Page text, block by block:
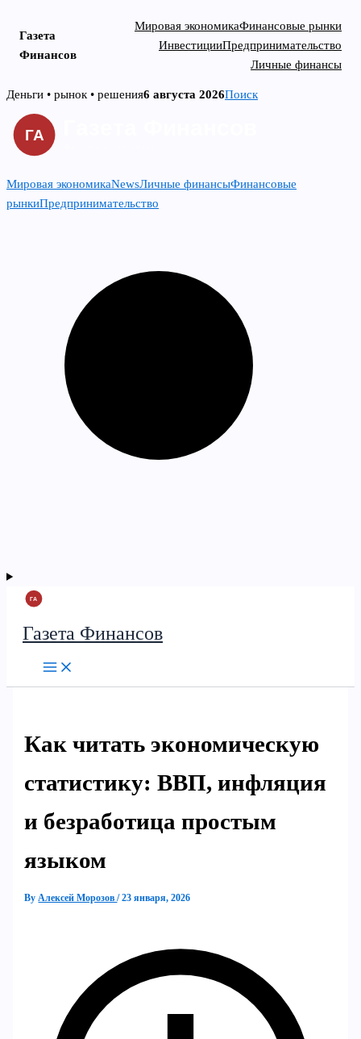
Газета
Финансов
Мировая экономикаФинансовые рынки
ИнвестицииПредпринимательство
Личные финансы
Skip
content
Деньги • рынок • решения6 августа 2026Поиск
Мировая экономикаNewsЛичные финансыФинансовые
рынкиПредпринимательство
Газета Финансов
Как читать экономическую
статистику: ВВП, инфляция
и безработица простым
языком
ByАлексей Морозов/23 января, 2026